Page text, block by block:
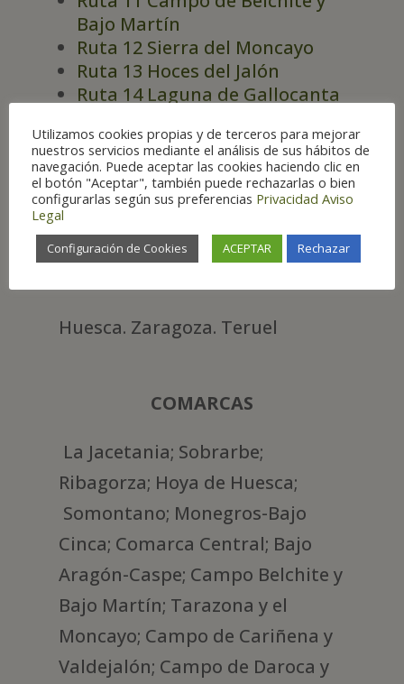
Bajo Martín
Ruta 12 Sierra del Moncayo
Ruta 13 Hoces del Jalón
Ruta 14 Laguna de Gallocanta
Ruta 16 Alrededores de Teruel
Ruta 17 Sierras de Gúdar y
Javalambre
Huesca. Zaragoza. Teruel
COMARCAS
La Jacetania; Sobrarbe;
Ribagorza; Hoya de Huesca;
Somontano; Monegros-Bajo
Cinca; Comarca Central; Bajo
Aragón-Caspe; Campo Belchite y
Bajo Martín; Tarazona y el
Moncayo; Campo de Cariñena y
Valdejalón; Campo de Daroca y
Utilizamos cookies propias y de terceros para mejorar
nuestros servicios mediante el análisis de sus hábitos de
navegación. Puede aceptar las cookies haciendo clic en
el botón "Aceptar", también puede rechazarlas o bien
configurarlas según sus preferencias Privacidad Aviso
Legal
Configuración de Cookies ACEPTAR Rechazar